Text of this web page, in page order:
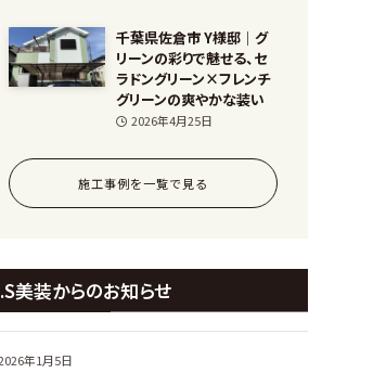
千葉県佐倉市 Y様邸｜グ
リーンの彩りで魅せる、セ
ラドングリーン×フレンチ
グリーンの爽やかな装い
2026年4月25日
施工事例を一覧で見る
美装からのお知らせ
年1月5日